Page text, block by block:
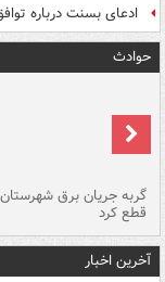
ادعای بسنت درباره
حوادث
گربه جریان برق شهرستان
قطع کرد
آخرین اخبار